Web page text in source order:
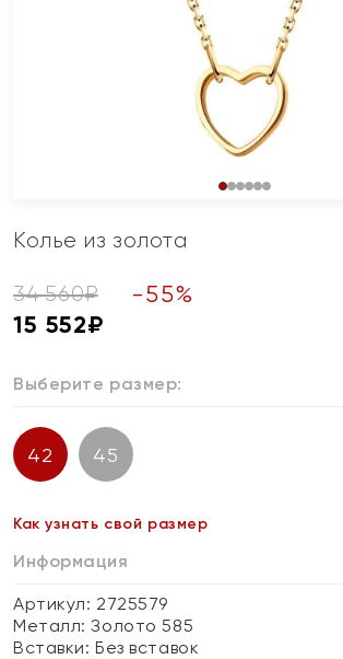
Колье из золота
34 560₽ -55%
15 552₽
Выберите размер:
42 45
Как узнать свой размер
Информация
Артикул: 2725579
Металл:Золото 585
Вставки:Без вставок